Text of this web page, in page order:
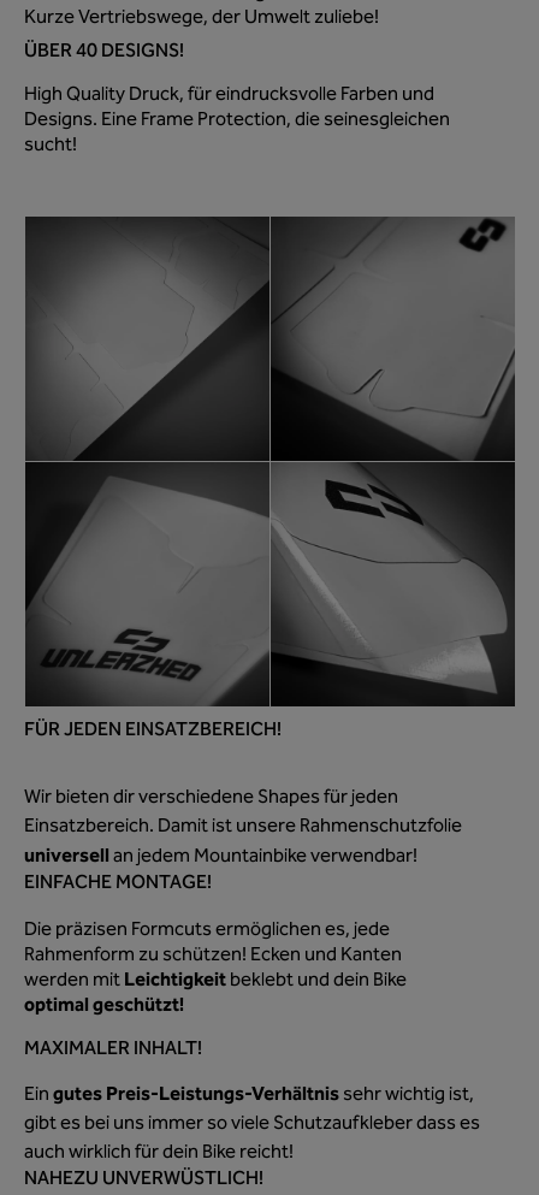
Kurze Vertriebswege, der Umwelt zuliebe!
ÜBER 40 DESIGNS!
High Quality Druck, für eindrucksvolle Farben und
Designs. Eine Frame Protection, die seinesgleichen
sucht!
FÜR JEDEN EINSATZBEREICH!
Wir bieten dir verschiedene Shapes für jeden
Einsatzbereich. Damit ist unsere Rahmenschutzfolie
universellan jedem Mountainbike verwendbar!
EINFACHE MONTAGE!
Die präzisen Formcuts ermöglichen es, jede
Rahmenform zu schützen! Ecken und Kanten
werden mitLeichtigkeitbeklebt und dein Bike
optimal geschützt!
MAXIMALER INHALT!
Eingutes Preis-Leistungs-Verhältnissehr wichtig ist,
gibt es bei uns immer so viele Schutzaufkleber dass es
auch wirklich für dein Bike reicht!
NAHEZU UNVERWÜSTLICH!